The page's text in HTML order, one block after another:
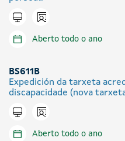
Tramitar en liña
Icono presencial
Aberto todo o ano
BS611B
Expedición da tarxeta
discapacidade (nova
Tramitar en liña
Icono presencial
Aberto todo o ano